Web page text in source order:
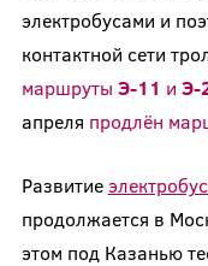
электробусами и
контактной сети
маршруты Э-11 и Э-
апреля продлён
Развитие
продолжается в
этом под Казанью